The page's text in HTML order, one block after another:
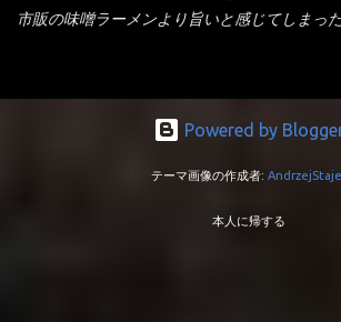
い！ そう湯を吸って伸びたような麺と云っ
い。 多分麺は、厚みとストレートか...
覚）と云うのが評価です。 正直現在のインス
ヨ～ でも熊が＼買ってね！／と泣いているか
た。 それじゃ～食べましょうか！ トッピン
在庫が無いため・・・キャベツだ！鍋に湯を
私の記憶が確かなら・・・（料理お鉄人MC風
市販の味噌ラーメンより旨いと感じてしまっ
おひとり用鍋の素です。辛麺屋輪をイメージ
旨みが染み出たスープに鍋によく合う麺が付
が溶け出たスープと、麺にからむ粗い唐辛子
脂、大豆食物繊維）、スープ（食塩、豚･鶏エ
Powered by
テーマ画像の作成者:
本人に帰する